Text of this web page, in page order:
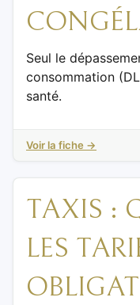
Seul le
consommation
santé.
Voir la fiche →
TAXIS :
LES